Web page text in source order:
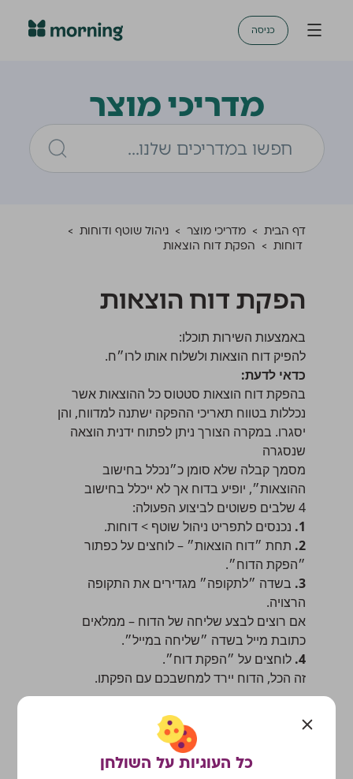
כניסה
מדריכי מוצר
דף הבית > מדריכי מוצר > ניהול שוטף ודוחות >
דוחות > הפקת דוח הוצאות
הפקת דוח הוצאות
באמצעות השירות תוכלו:
להפיק דוח הוצאות ולשלוח אותו לרו״ח.
כדאי לדעת:
בהפקת דוח הוצאות סטטוס כל ההוצאות אשר
נכללות בטווח תאריכי ההפקה ישתנה למדווח, והן
יסגרו. במקרה הצורך ניתן לפתוח ידנית הוצאה
שנסגרה
מסמך קבלה שלא סומן כ״נכלל בחישוב
ההוצאות״, יופיע בדוח אך לא ייכלל בחישוב
4 שלבים פשוטים לביצוע הפעולה:
1. נכנסים לתפריט ניהול שוטף > דוחות.
2. תחת ״דוח הוצאות״ – לוחצים על כפתור
״הפקת הדוח״.
3. בשדה ״לתקופה״ מגדירים את התקופה
הרצויה.
אם רוצים לבצע שליחה של הדוח – ממלאים
כתובת מייל בשדה ״שליחה במייל״.
4. לוחצים על ״הפקת דוח״.
זה הכל, הדוח יירד למחשבכם עם הפקתו.
מדריכים קשורים
כל העוגיות על השולחן